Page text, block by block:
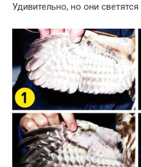
Удивительно, но они